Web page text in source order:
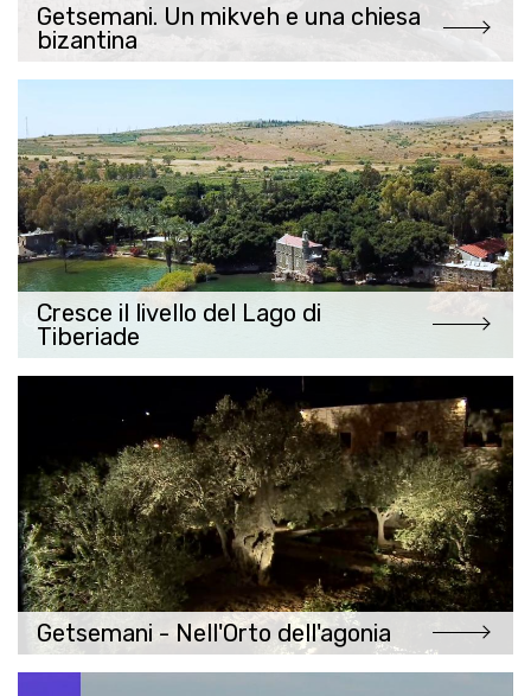
Getsemani. Un mikveh e una chiesa
bizantina
Cresce il livello del Lago di
Tiberiade
Getsemani - Nell'Orto dell'agonia